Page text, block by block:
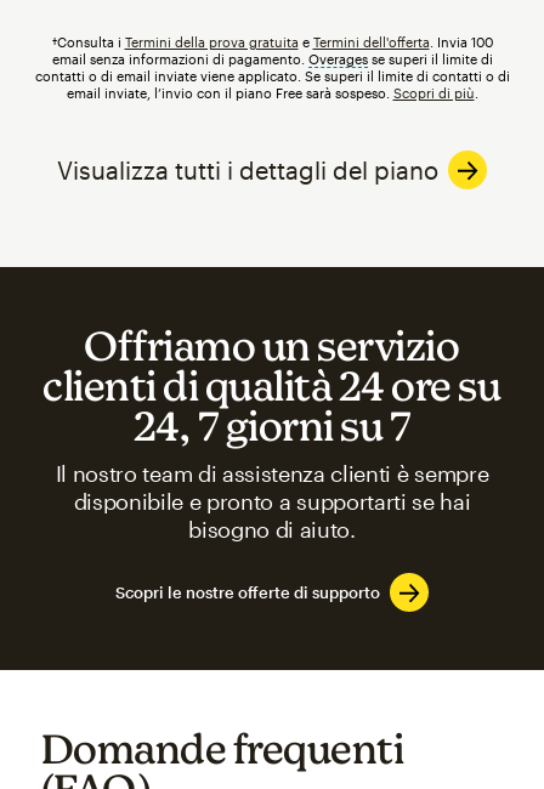
†Consulta i Termini della prova gratuita e Termini dell'offerta . Invia 100
email senza informazioni di pagamento. Overagestooltip
se superi il limite di
contatti o di email inviate viene applicato. Se superi il limite di contatti o di
email inviate, l’invio con il piano Free sarà sospeso. Scopri di più
Visualizza tutti i dettagli del piano
Offriamo un servizio
clienti di qualità 24 ore su
24, 7 giorni su 7
Il nostro team di assistenza clienti è sempre
disponibile e pronto a supportarti se hai
bisogno di aiuto.
Scopri le nostre offerte di supporto
Domande frequenti